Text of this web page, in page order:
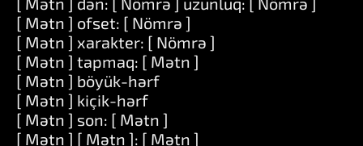
[ Mətn ] ofset: [ Nömrə ]
[ Mətn ] xarakter: [ Nömrə ]
[ Mətn ] tapmaq: [ Mətn ]
[ Mətn ] böyük-hərf
[ Mətn ] kiçik-hərf
[ Mətn ] son: [ Mətn ]
[ Mətn ] [ Mətn ]: [ Mətn ]